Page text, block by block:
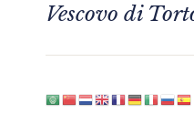
Vescovo di